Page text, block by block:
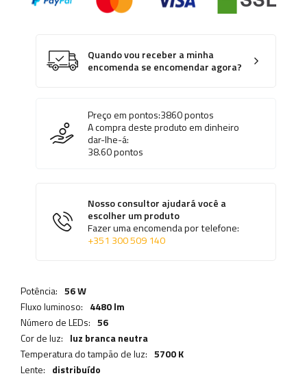
Quando vou receber a minha
encomenda se encomendar agora?
Preço em pontos:3860pontos
A compra deste produto em dinheiro
dar-lhe-á:
38.60pontos
Nosso consultor ajudará você a
escolher um produto
Fazer uma encomenda por telefone:
+351 300 509 140
Potência: 56 W
Fluxo luminoso: 4480 lm
Número de LEDs: 56
Cor de luz: luz branca neutra
Temperatura do tampão de luz: 5700 K
Lente: distribuído